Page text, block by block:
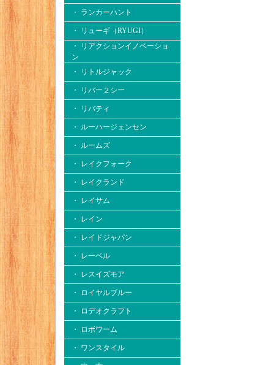
・ ランカーハント
・ リューギ（RYUGI）
・ リアクションイノベーショ
ン
・ リトルジャック
・ リバー２シー
・ リバティ
・ ルーハージェンセン
・ ルームズ
・ レイクフォーク
・ レイクランド
・ レイサム
・ レイン
・ レイドジャパン
・ レーベル
・ レスイズモア
・ ロイヤルブルー
・ ロデオクラフト
・ ロボワーム
・ ワンスタイル